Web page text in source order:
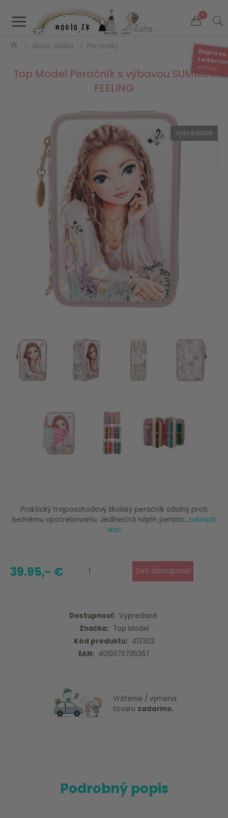
a 0
Doprava
od 35 Eur
Škola, škôlka Peračníky
Top Model Peračník s výbavou SUMMER
FEELING
vypredané
Praktický trojposchodový školský peračník odolný proti
bežnému opotrebovaniu. Jedinečná náplň peračn...zobraziť
viac
39.95,- €
Dostupnosť: Vypredané.
Značka: Top Model
Kód produktu: 413302
EAN: 4010070705367
Vrátenie / výmena
tovaru zadarmo.
Podrobný popis